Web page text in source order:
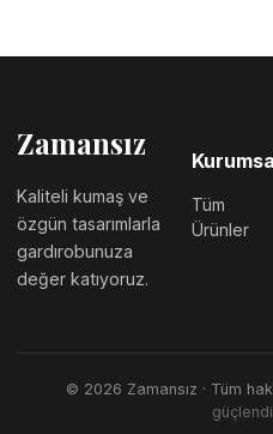
Zamansız
Kaliteli kumaş ve
özgün tasarımlarla
gardırobunuza
değer katıyoruz.
Tüm
Ürünler
© 2026 Zamansız · Tüm